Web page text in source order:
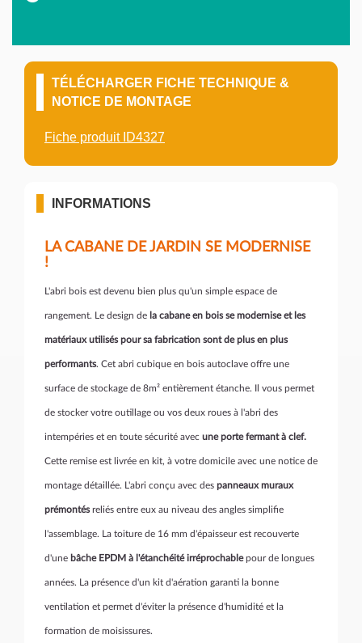
TÉLÉCHARGER FICHE TECHNIQUE &
NOTICE DE MONTAGE
Fiche produit ID4327
INFORMATIONS
LA CABANE DE JARDIN SE MODERNISE
!
L'abri bois est devenu bien plus qu'un simple espace de
rangement. Le design de la cabane en bois se modernise et les
matériaux utilisés pour sa fabrication sont de plus en plus
performants. Cet abri cubique en bois autoclave offre une
surface de stockage de 8m² entièrement étanche. Il vous permet
de stocker votre outillage ou vos deux roues à l'abri des
intempéries et en toute sécurité avec une porte fermant à clef.
Cette remise est livrée en kit, à votre domicile avec une notice de
montage détaillée. L'abri conçu avec des panneaux muraux
prémontésreliés entre eux au niveau des angles simplifie
l'assemblage. La toiture de 16 mm d'épaisseur est recouverte
d'une bâche EPDM à l'étanchéité irréprochablepour de longues
années. La présence d'un kit d'aération garanti la bonne
ventilation et permet d'éviter la présence d'humidité et la
formation de moisissures.